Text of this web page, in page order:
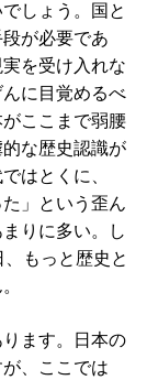
しょう。国と
が必要であ
を受け入れな
に目覚めるべ
ここまで弱腰
な歴史認識が
はとくに、
」という歪ん
りに多い。し
もっと歴史と
ます。日本の
、ここでは